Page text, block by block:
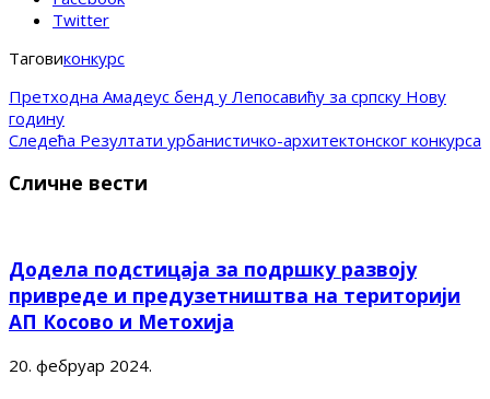
Twitter
Таговиконкурс
Претходна Амадеус бенд у Лепосавићу за српску Нову
годину
Следећа Резултати урбанистичко-архитектонског конкурса
Сличне вести
Додела подстицаја за подршку развоју
привреде и предузетништва на територији
АП Косово и Метохија
20. фебруар 2024.